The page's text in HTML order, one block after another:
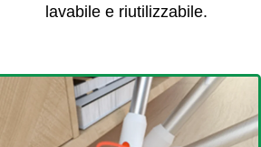
lavabile e riutilizzabile.